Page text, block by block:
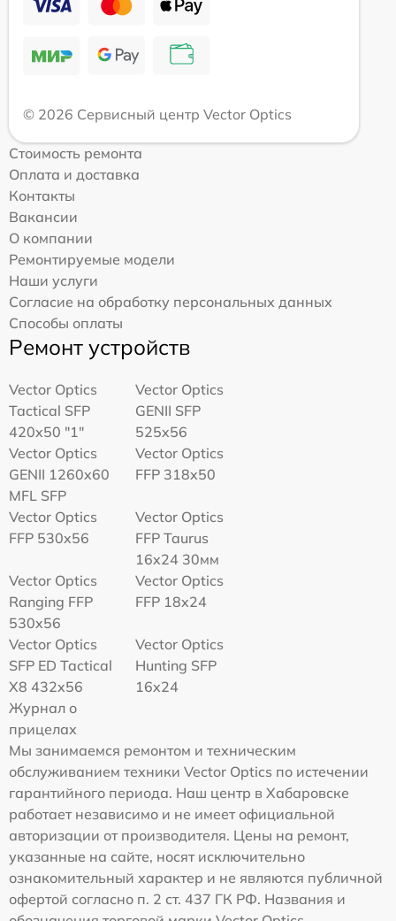
© 2026 Сервисный центр Vector Optics
Стоимость ремонта
Оплата и доставка
Контакты
Вакансии
О компании
Ремонтируемые модели
Наши услуги
Согласие на обработку персональных данных
Способы оплаты
Ремонт устройств
Vector Optics
Tactical SFP
420x50 "1"
Vector Optics
GENII SFP
525x56
Vector Optics
GENII 1260x60
MFL SFP
Vector Optics
FFP 318x50
Vector Optics
FFP 530x56
Vector Optics
FFP Taurus
16x24 30мм
Vector Optics
Ranging FFP
530x56
Vector Optics
FFP 18x24
Vector Optics
SFP ED Tactical
X8 432x56
Vector Optics
Hunting SFP
16x24
Журнал о
прицелах
Мы занимаемся ремонтом и техническим
обслуживанием техники Vector Optics по истечении
гарантийного периода. Наш центр в Хабаровске
работает независимо и не имеет официальной
авторизации от производителя. Цены на ремонт,
указанные на сайте, носят исключительно
ознакомительный характер и не являются публичной
офертой согласно п. 2 ст. 437 ГК РФ. Названия и